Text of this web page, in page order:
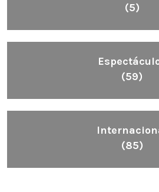
(5)
(59)
(85)